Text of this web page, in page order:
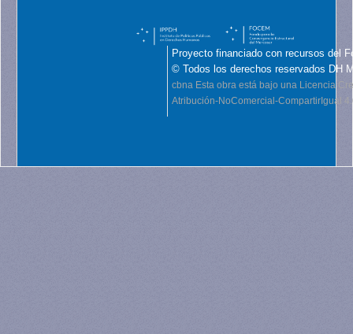
Proyecto financiado con recursos del
© Todos los derechos reservados DH
cbna Esta obra está bajo una Licencia
Atribución-NoComercial-CompartirIgual